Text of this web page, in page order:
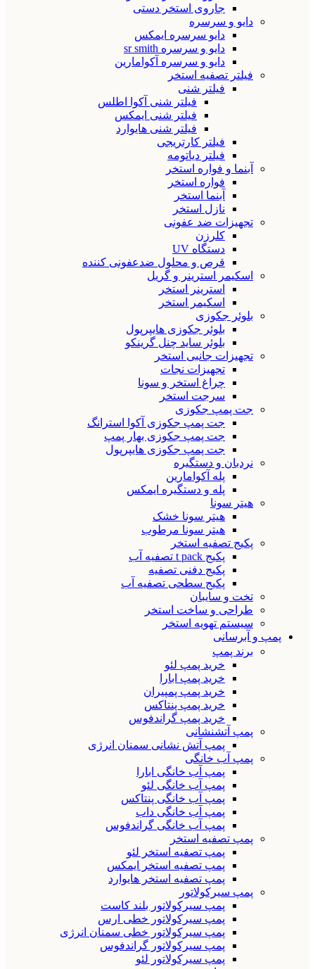
جاروی استخر دستی
دایو و سرسره
دایو سرسره ایمکس
دایو و سرسره sr smith
دایو و سرسره آکوامارین
فیلتر تصفیه استخر
فیلتر شنی
فیلتر شنی آکوا اطلس
فیلتر شنی ایمکس
فیلتر شنی هایوارد
فیلتر کارتریجی
فیلتر دیاتومه
آبنما و فواره استخر
فواره استخر
آبنما استخر
نازل استخر
تجهیزات ضد عفونی
کلرزن
دستگاه UV
قرص و محلول ضدعفونی کننده
اسکیمر استرینر و گریل
استرینر استخر
اسکیمر استخر
بلوئر جکوزی
بلوئر جکوزی هایپرپول
بلوئر ساید چنل گرینکو
تجهیزات جانبی استخر
تجهیزات نجات
چراغ استخر و سونا
سرجت استخر
جت پمپ جکوزی
جت پمپ جکوزی آکوا استرانگ
جت پمپ جکوزی بهار پمپ
جت پمپ جکوزی هایپرپول
نردبان و دستگیره
پله آکوامارین
پله و دستگیره ایمکس
هیتر سونا
هیتر سونا خشک
هیتر سونا مرطوب
پکیج تصفیه استخر
پکیج t pack تصفیه آب
پکیج دفنی تصفیه
پکیج سطحی تصفیه آب
تخت و سایبان
طراحی و ساخت استخر
سیستم تهویه استخر
پمپ و آبرسانی
برند پمپ
خرید پمپ لئو
خرید پمپ ابارا
خرید پمپ پمپیران
خرید پمپ پنتاکس
خرید پمپ گراندفوس
پمپ آتشنشانی
پمپ آتش نشانی سمنان انرژی
پمپ آب خانگی
پمپ آب خانگی ابارا
پمپ آب خانگی لئو
پمپ آب خانگی پنتاکس
پمپ آب خانگی داب
پمپ آب خانگی گراندفوس
پمپ تصفیه استخر
پمپ تصفیه استخر لئو
پمپ تصفیه استخر ایمکس
پمپ تصفیه استخر هایوارد
پمپ سیرکولاتور
پمپ سیرکولاتور بلند کاست
پمپ سیرکولاتور خطی ارس
پمپ سیرکولاتور خطی سمنان انرژی
پمپ سیرکولاتور گراندفوس
پمپ سیرکولاتور لئو